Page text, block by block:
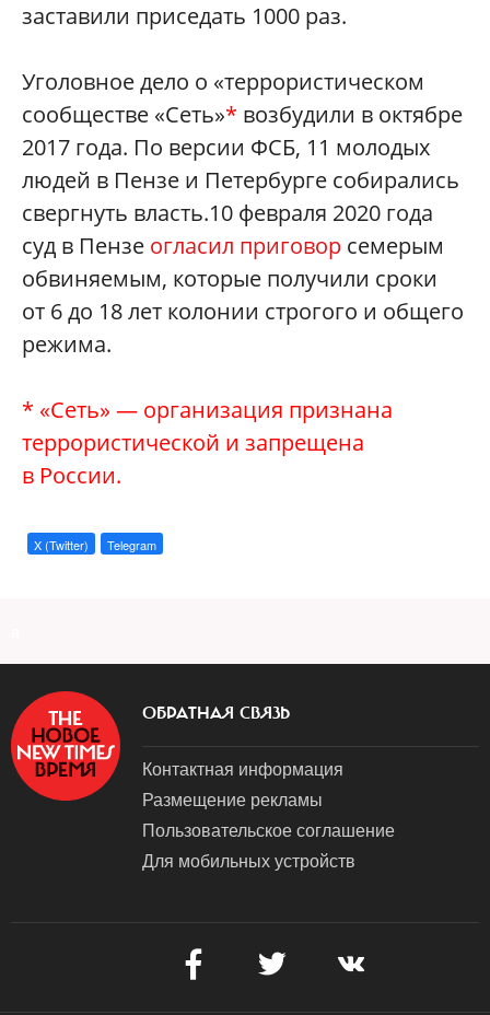
заставили приседать 1000 раз.
Уголовное дело о «террористическом
сообществе «Сеть»* возбудили в октябре
2017 года. По версии ФСБ, 11 молодых
людей в Пензе и Петербурге собирались
свергнуть власть.10 февраля 2020 года
суд в Пензе огласил приговор семерым
обвиняемым, которые получили сроки
от 6 до 18 лет колонии строгого и общего
режима.
* «Сеть» — организация признана
террористической и запрещена
в России.
X (Twitter) Telegram
ОБРАТНАЯ СВЯЗЬ
Контактная информация
Размещение рекламы
Пользовательское соглашение
Для мобильных устройств